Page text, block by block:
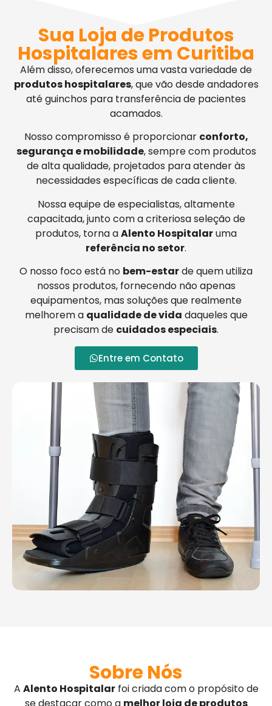
Sua Loja de Produtos
Hospitalares em Curitiba
Além disso, oferecemos uma vasta variedade de
produtos hospitalares, que vão desde andadores
até guinchos para transferência de pacientes
acamados.
Nosso compromisso é proporcionar conforto,
segurança e mobilidade, sempre com produtos
de alta qualidade, projetados para atender às
necessidades específicas de cada cliente.
Nossa equipe de especialistas, altamente
capacitada, junto com a criteriosa seleção de
produtos, torna aAlento Hospitalaruma
referência no setor.
O nosso foco está no bem-estarde quem utiliza
nossos produtos, fornecendo não apenas
equipamentos, mas soluções que realmente
melhorem a qualidade de vida daqueles que
precisam de cuidados especiais.
Entre em Contato
Sobre Nós
A Alento Hospitalarfoi criada com o propósito de